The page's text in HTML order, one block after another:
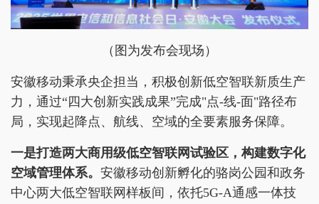
（图为发布会现场）
安徽移动秉承央企担当，积极创新低空智联新质生产
力，通过“四大创新实践成果”完成"点-线-面"路径布
局，实现起降点、航线、空域的全要素服务保障。
一是打造两大商用级低空智联网试验区，构建数字化
空域管理体系。 安徽移动创新孵化的骆岗公园和政务
中心两大低空智联网样板间，依托5G-A通感一体技